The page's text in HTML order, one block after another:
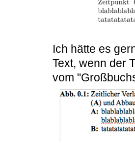
Ich hätte es
Text, wenn der
vom